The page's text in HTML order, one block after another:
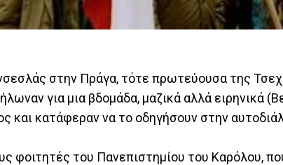
στην Πράγα, τότε πρωτεύουσα της
για μια βδομάδα, μαζικά αλλά ειρηνικά
και κατάφεραν να το οδηγήσουν στην
φοιτητές του Πανεπιστημίου του Καρόλου,